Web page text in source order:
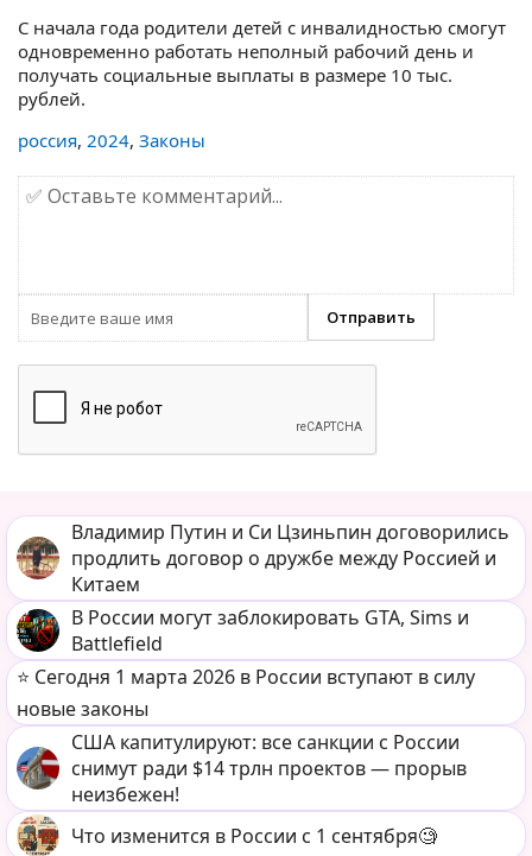
С начала года родители детей с инвалидностью смогут
одновременно работать неполный рабочий день и
получать социальные выплаты в размере 10 тыс.
рублей.
россия, 2024, Законы
Владимир Путин и Си Цзиньпин договорились
продлить договор о дружбе между Россией и
Китаем
В России могут заблокировать GTA, Sims и
Battlefield
⭐️ Сегодня 1 марта 2026 в России вступают в силу
новые законы
США капитулируют: все санкции с России
снимут ради $14 трлн проектов — прорыв
неизбежен!
Что изменится в России с 1 сентября🧐